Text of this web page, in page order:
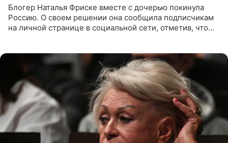
Блогер Наталья Фриске вместе с дочерью покинула
Россию. О своем решении она сообщила подписчикам
на личной странице в социальной сети, отметив, что